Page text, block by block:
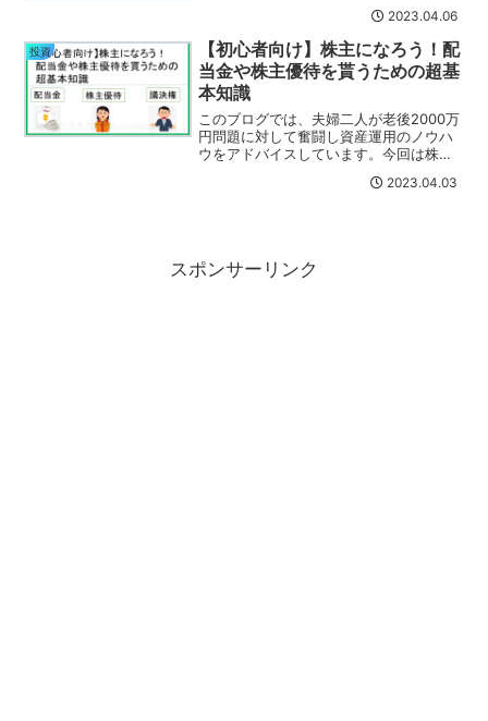
を学びましょう。欲しい株は全部NISAで
買うのが正しいのか。一緒に考えてみま
しょう。
2023.04.06
投資
【初心者向け】株主になろう！配
当金や株主優待を貰うための超基
本知識
このブログでは、夫婦二人が老後2000万
円問題に対して奮闘し資産運用のノウハ
ウをアドバイスしています。今回は株取
お話です。株を購入して株主になったか
2023.04.03
スポンサーリンク